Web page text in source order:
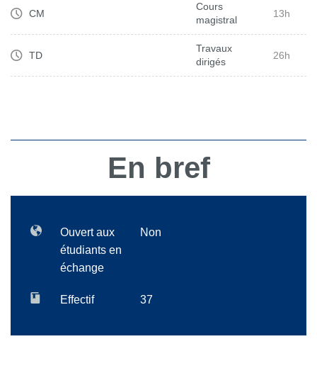
CM
Cours
magistral
13h
TD
Travaux
dirigés
26h
En bref
Ouvert aux
étudiants en
échange
Non
Effectif 37